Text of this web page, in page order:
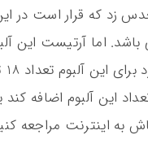
زد که قرار است در
اما آرتیست این
این آلبوم اضافه کند
به اینترنت مراجعه